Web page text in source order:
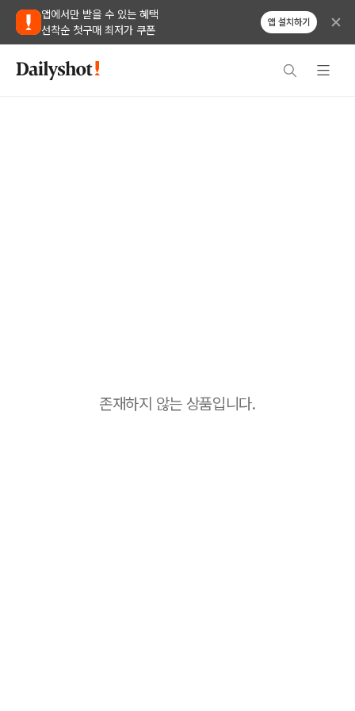
앱에서만 받을 수 있는 혜택
선착순 첫구매 최저가 쿠폰
앱 설치하기
존재하지 않는 상품입니다.